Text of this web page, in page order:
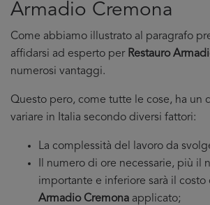
Armadio Cremona
Come abbiamo illustrato al paragrafo
affidarsi ad esperto per Restauro
numerosi vantaggi.
Questo pero, come tutte le cose, ha un
variare in Italia secondo diversi fattori:
La complessità del lavoro da
Il numero di ore necessarie, più il
importante e inferiore sarà il costo
Armadio Cremona applicato;